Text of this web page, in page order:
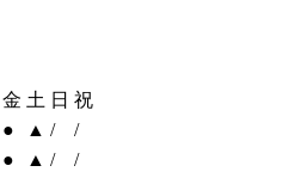
金 土 日 祝
● ▲ /
/
● ▲ / /